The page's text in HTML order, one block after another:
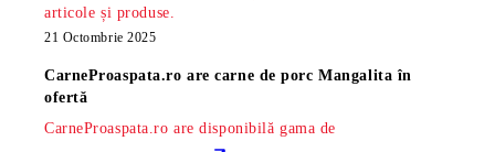
articole și produse.
21 Octombrie 2025
CarneProaspata.ro arecarne de porc Mangalita în
ofertă
CarneProaspata.ro are disponibilă gama de